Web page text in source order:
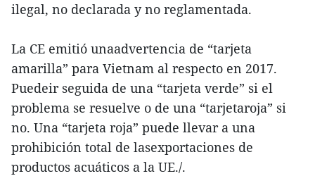
ilegal, no declarada y no reglamentada.
La CE emitió unaadvertencia de “tarjeta
amarilla” para Vietnam al respecto en 2017.
Puedeir seguida de una “tarjeta verde” si el
problema se resuelve o de una “tarjetaroja” si
no. Una “tarjeta roja” puede llevar a una
prohibición total de lasexportaciones de
productos acuáticos a la UE./.